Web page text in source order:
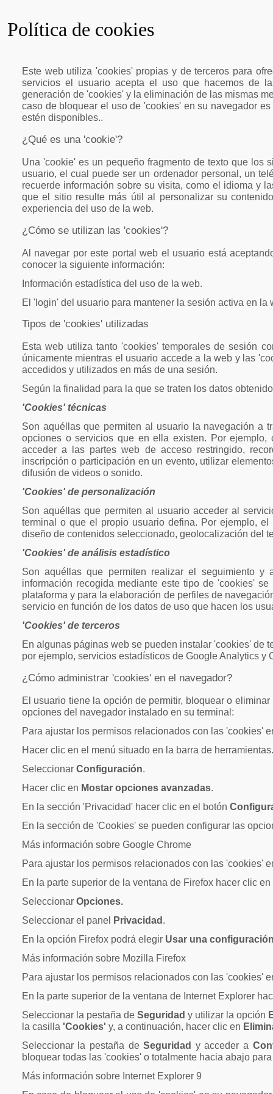
Política de cookies
Este web utiliza 'cookies' propias y de terceros para
servicios el usuario acepta el uso que hacemos de
generación de 'cookies' y la eliminación de las mismas
caso de bloquear el uso de 'cookies' en su navegador
estén disponibles..
¿Qué es una 'cookie'?
Una 'cookie' es un pequeño fragmento de texto que
usuario, el cual puede ser un ordenador personal, un
recuerde información sobre su visita, como el idioma y
que el sitio resulte más útil al personalizar su
experiencia del uso de la web.
¿Cómo se utilizan las 'cookies'?
Al navegar por este portal web el usuario está
conocer la siguiente información:
Información estadística del uso de la web.
El 'login' del usuario para mantener la sesión activa en la
Tipos de 'cookies' utilizadas
Esta web utiliza tanto 'cookies' temporales de sesión
únicamente mientras el usuario accede a la web y las
accedidos y utilizados en más de una sesión.
Según la finalidad para la que se traten los datos
'Cookies' técnicas
Son aquéllas que permiten al usuario la navegación a
opciones o servicios que en ella existen. Por
acceder a las partes web de acceso restringido,
inscripción o participación en un evento, utilizar
difusión de videos o sonido.
'Cookies' de personalización
Son aquéllas que permiten al usuario acceder al
terminal o que el propio usuario defina. Por ejemplo,
diseño de contenidos seleccionado, geolocalización del
'Cookies' de análisis estadístico
Son aquéllas que permiten realizar el seguimiento
información recogida mediante este tipo de 'cookies'
plataforma y para la elaboración de perfiles de
servicio en función de los datos de uso que hacen los
'Cookies' de terceros
En algunas páginas web se pueden instalar 'cookies' de
por ejemplo, servicios estadísticos de Google Analytics y
¿Cómo administrar 'cookies' en el navegador?
El usuario tiene la opción de permitir, bloquear o
opciones del navegador instalado en su terminal:
Para ajustar los permisos relacionados con las 'cookies'
Hacer clic en el menú situado en la barra de herramientas.
Seleccionar Configuración.
Hacer clic en Mostar opciones avanzadas.
En la sección 'Privacidad' hacer clic en el botón
En la sección de 'Cookies' se pueden configurar las
Más información sobre Google Chrome
Para ajustar los permisos relacionados con las 'cookies'
En la parte superior de la ventana de Firefox hacer clic
Seleccionar Opciones.
Seleccionar el panel
Privacidad .
En la opción Firefox podrá elegir Usar una
Más información sobre Mozilla Firefox
Para ajustar los permisos relacionados con las 'cookies'
En la parte superior de la ventana de Internet Explorer
Seleccionar la pestaña de Seguridad y utilizar la opción
la casilla 'Cookies' y, a continuación, hacer clic en
Seleccionar la pestaña deSeguridad y acceder a
bloquear todas las 'cookies' o totalmente hacia abajo
Más información sobre Internet Explorer 9